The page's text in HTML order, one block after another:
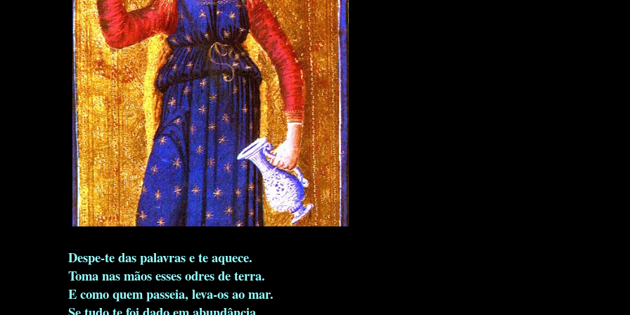
Despe-te das palavras e te aquece.
Toma nas mãos esses odres de terra.
E como quem passeia, leva-os ao mar.